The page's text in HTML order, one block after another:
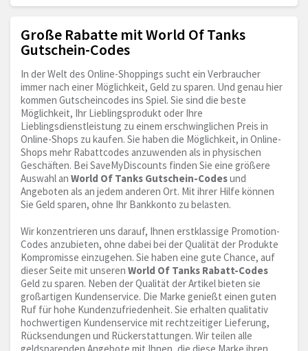
Große Rabatte mit World Of Tanks
Gutschein-Codes
In der Welt des Online-Shoppings sucht ein Verbraucher
immer nach einer Möglichkeit, Geld zu sparen. Und genau hier
kommen Gutscheincodes ins Spiel. Sie sind die beste
Möglichkeit, Ihr Lieblingsprodukt oder Ihre
Lieblingsdienstleistung zu einem erschwinglichen Preis in
Online-Shops zu kaufen. Sie haben die Möglichkeit, in Online-
Shops mehr Rabattcodes anzuwenden als in physischen
Geschäften. Bei SaveMyDiscounts finden Sie eine größere
Auswahl an World Of Tanks Gutschein-Codesund
Angeboten als an jedem anderen Ort. Mit ihrer Hilfe können
Sie Geld sparen, ohne Ihr Bankkonto zu belasten.
Wir konzentrieren uns darauf, Ihnen erstklassige Promotion-
Codes anzubieten, ohne dabei bei der Qualität der Produkte
Kompromisse einzugehen. Sie haben eine gute Chance, auf
dieser Seite mit unseren World Of Tanks Rabatt-Codes
Geld zu sparen. Neben der Qualität der Artikel bieten sie
großartigen Kundenservice. Die Marke genießt einen guten
Ruf für hohe Kundenzufriedenheit. Sie erhalten qualitativ
hochwertigen Kundenservice mit rechtzeitiger Lieferung,
Rücksendungen und Rückerstattungen. Wir teilen alle